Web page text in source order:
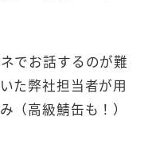
でお話するのが難
た弊社担当者が用
（高級鯖缶も！）